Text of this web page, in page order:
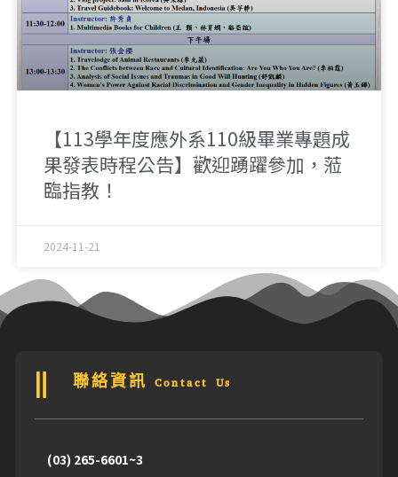
【113學年度應外系110級畢業專題成
果發表時程公告】歡迎踴躍參加，蒞
臨指教！
2024-11-21
聯絡資訊 Contact Us
(03) 265-6601~3